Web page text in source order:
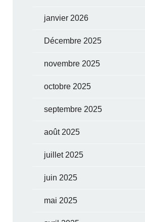
janvier 2026
Décembre 2025
novembre 2025
octobre 2025
septembre 2025
août 2025
juillet 2025
juin 2025
mai 2025